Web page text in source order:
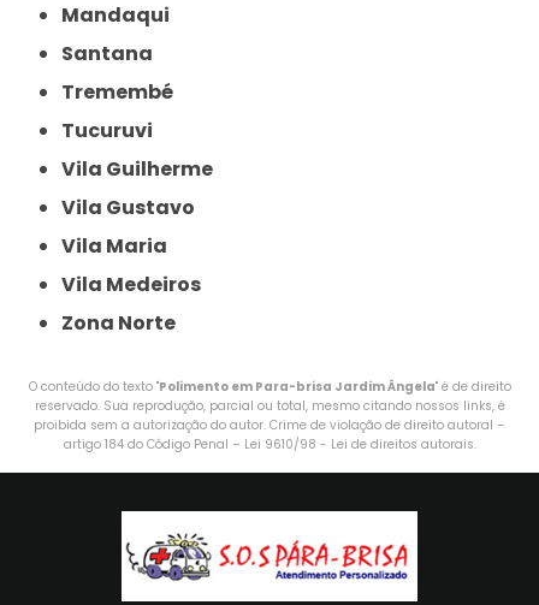
Mandaqui
Santana
Tremembé
Tucuruvi
Vila Guilherme
Vila Gustavo
Vila Maria
Vila Medeiros
Zona Norte
O conteúdo do texto "Polimento em Para-brisa Jardim Ângela" é de direito
reservado. Sua reprodução, parcial ou total, mesmo citando nossos links, é
proibida sem a autorização do autor. Crime de violação de direito autoral –
artigo 184 do Código Penal – Lei 9610/98 - Lei de direitos autorais.